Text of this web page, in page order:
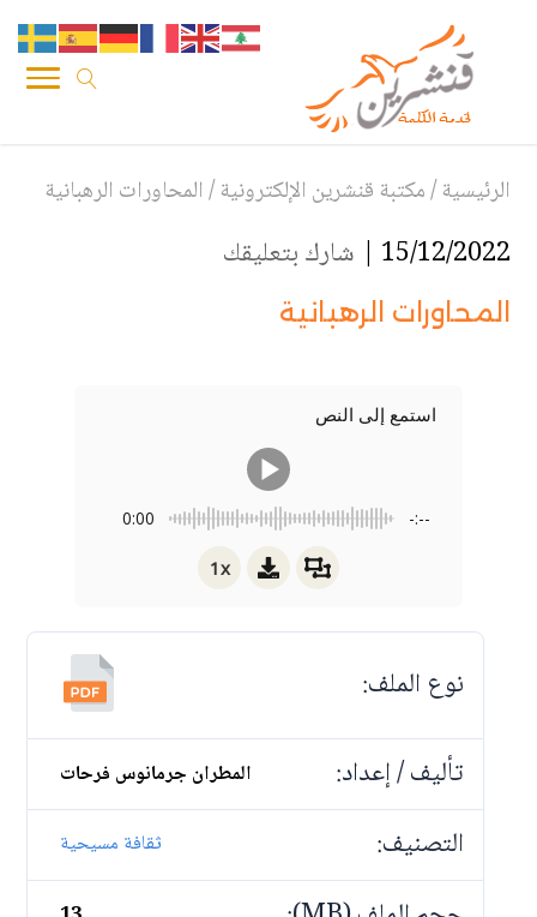
الرئيسية/مكتبة قنشرين الإلكترونية/المحاورات الرهبانية
15/12/2022 | شارك بتعليقك
المحاورات الرهبانية
استمع إلى النص
0:00 -:--
1x
نوع الملف:
تأليف / إعداد:
المطران جرمانوس فرحات
التصنيف: ثقافة مسيحية